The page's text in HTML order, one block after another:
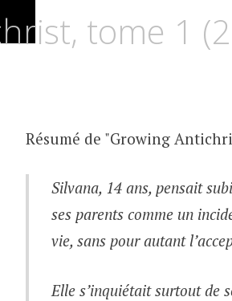
tome 1
Résumé de "Growing
Silvana, 14 ans, pensait
ses parents comme un
vie, sans pour autant
Elle s’inquiétait surtout de